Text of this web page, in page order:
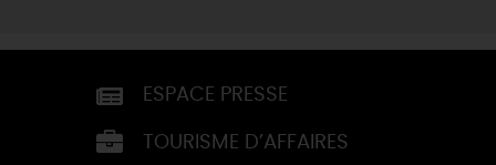
ESPACE PRESSE
TOURISME D’AFFAIRES